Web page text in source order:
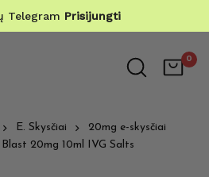
Telegram Prisijungti
0
E. Skysčiai
20mg e-skysčiai
20mg 10ml IVG Salts